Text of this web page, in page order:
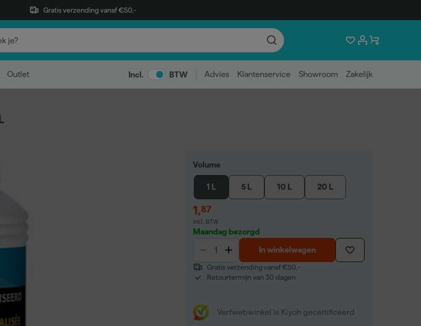
Gratis verzending vanaf €50,-
Outlet Incl. BTW Advies Klantenservice Showroom Zakelijk
Volume
1 L 5 L 10 L 20 L
1,87
incl. BTW
Maandag bezorgd
In winkelwagen
Gratis verzending vanaf €50,-
Retourtermijn van 30 dagen
Verfwebwinkel is Kiyoh gecertificeerd